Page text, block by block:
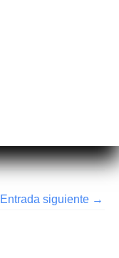
Entrada siguiente →